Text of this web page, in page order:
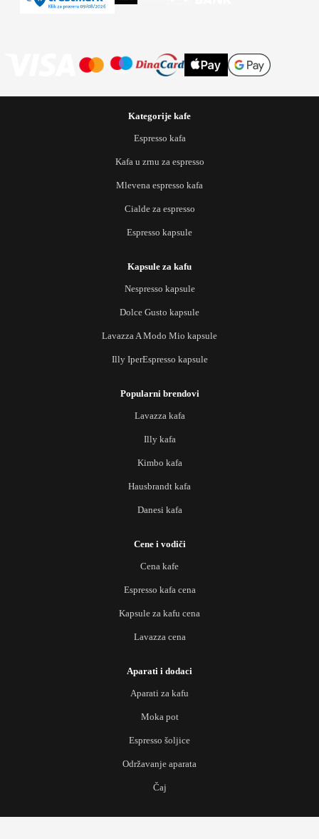
Kategorije kafe
Espresso kafa
Kafa u zrnu za espresso
Mlevena espresso kafa
Cialde za espresso
Espresso kapsule
Kapsule za kafu
Nespresso kapsule
Dolce Gusto kapsule
Lavazza A Modo Mio kapsule
Illy IperEspresso kapsule
Popularni brendovi
Lavazza kafa
Illy kafa
Kimbo kafa
Hausbrandt kafa
Danesi kafa
Cene i vodiči
Cena kafe
Espresso kafa cena
Kapsule za kafu cena
Lavazza cena
Aparati i dodaci
Aparati za kafu
Moka pot
Espresso šoljice
Održavanje aparata
Čaj